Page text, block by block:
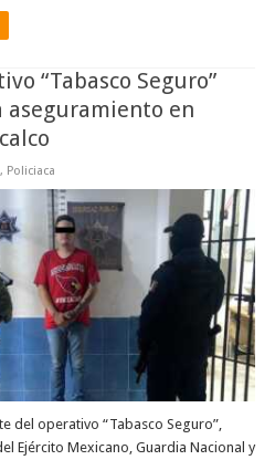
“Tabasco Seguro”
aseguramiento en
, Policiaca
del operativo “Tabasco Seguro”,
Ejército Mexicano, Guardia Nacional y